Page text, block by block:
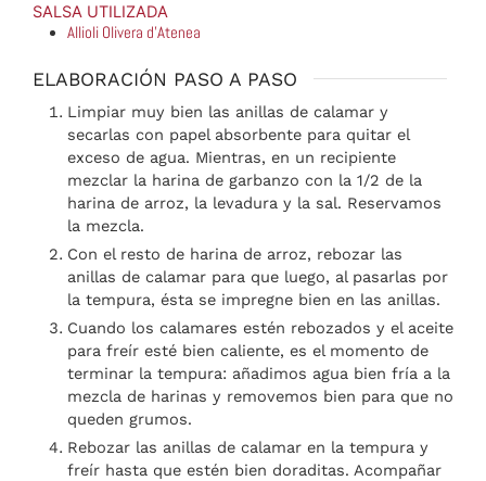
SALSA UTILIZADA
Allioli Olivera d'Atenea
ELABORACIÓN PASO A PASO
Limpiar muy bien las anillas de calamar y
secarlas con papel absorbente para quitar el
exceso de agua. Mientras, en un recipiente
mezclar la harina de garbanzo con la 1/2 de la
harina de arroz, la levadura y la sal. Reservamos
la mezcla.
Con el resto de harina de arroz, rebozar las
anillas de calamar para que luego, al pasarlas por
la tempura, ésta se impregne bien en las anillas.
Cuando los calamares estén rebozados y el aceite
para freír esté bien caliente, es el momento de
terminar la tempura: añadimos agua bien fría a la
mezcla de harinas y removemos bien para que no
queden grumos.
Rebozar las anillas de calamar en la tempura y
freír hasta que estén bien doraditas. Acompañar